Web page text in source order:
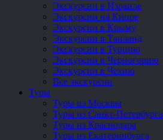
Экскурсии в Израиле
Экскурсии на Кипре
Экскурсии в Крыму
Экскурсии в Таиланд
Экскурсии в Турцию
Экскурсии в Черногорию
Экскурсии в Чехию
Все экскурсии
Туры
Туры из Москвы
Туры из Санкт-Петербурга
Туры из Краснодара
Туры из Екатеринбурга